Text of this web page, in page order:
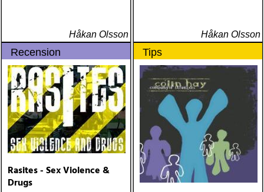
Unheard Studio Sessions &
Demos 1971-1972
(Omnivore) Naturligtvis
borde alla årets Rootsy-
plattor vara med på listan,
men jag har istället valt att
bara lista de plattor jag
lyssnat på väsentligt mycket
mer än vad tjänsten kräver
Håkan Olsson Håkan Olsson
Recension
Rasites - Sex Violence &
Drugs
Tips